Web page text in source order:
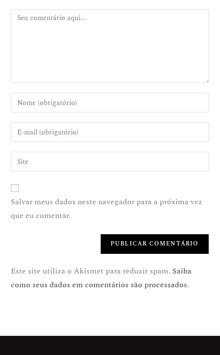
Salvar meus dados neste navegador para a próxima vez
que eu comentar.
Este site utiliza o Akismet para reduzir spam. Saiba
como seus dados em comentários são processados.